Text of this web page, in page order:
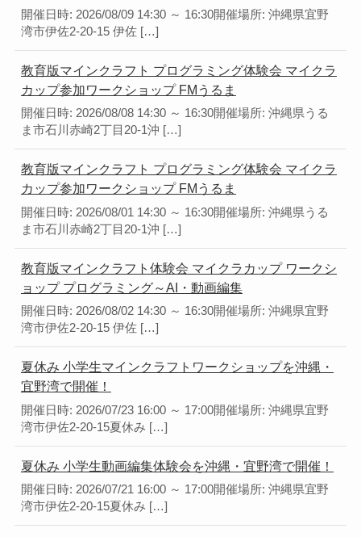
開催日時: 2026/08/09 14:30 ～ 16:30開催場所: 沖縄県宜野
湾市伊佐2-20-15 伊佐 […]
教育版マインクラフト プログラミング体験会 マイクラ
カップ参加ワークショップ FMうるま
開催日時: 2026/08/08 14:30 ～ 16:30開催場所: 沖縄県うる
ま市石川赤崎2丁目20-1沖 […]
教育版マインクラフト プログラミング体験会 マイクラ
カップ参加ワークショップ FMうるま
開催日時: 2026/08/01 14:30 ～ 16:30開催場所: 沖縄県うる
ま市石川赤崎2丁目20-1沖 […]
教育版マインクラフト体験会 マイクラカップ ワークシ
ョップ プログラミング～AI・動画編集
開催日時: 2026/08/02 14:30 ～ 16:30開催場所: 沖縄県宜野
湾市伊佐2-20-15 伊佐 […]
夏休み 小学生マインクラフトワークショップを沖縄・
宜野湾で開催！
開催日時: 2026/07/23 16:00 ～ 17:00開催場所: 沖縄県宜野
湾市伊佐2-20-15夏休み […]
夏休み 小学生動画編集体験会を沖縄・宜野湾で開催！
開催日時: 2026/07/21 16:00 ～ 17:00開催場所: 沖縄県宜野
湾市伊佐2-20-15夏休み […]